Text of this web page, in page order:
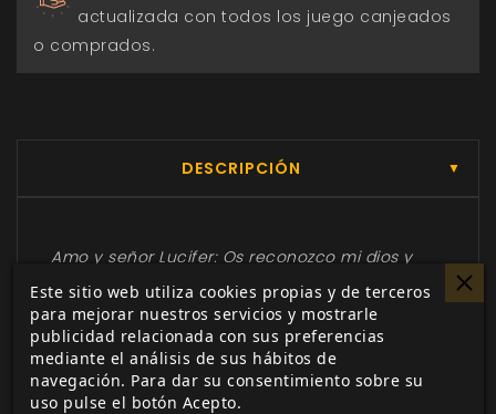
actualizada con todos los juego canjeados
o comprados.
DESCRIPCIÓN ▼
Amo y señor Lucifer: Os reconozco mi dios y
príncipe y prometo serviros y obedeceros
mientras viva. Renuncio a otro Dios, como
Jesucristo, a los santos y santas y a la Iglesia
Apostólica y Romana, a sus Sacramentos y a
todas las oraciones y preces que los fieles
Este sitio web utiliza cookies propias y de terceros
para mejorar nuestros servicios y mostrarle
publicidad relacionada con sus preferencias
mediante el análisis de sus hábitos de
navegación. Para dar su consentimiento sobre su
uso pulse el botón Acepto.